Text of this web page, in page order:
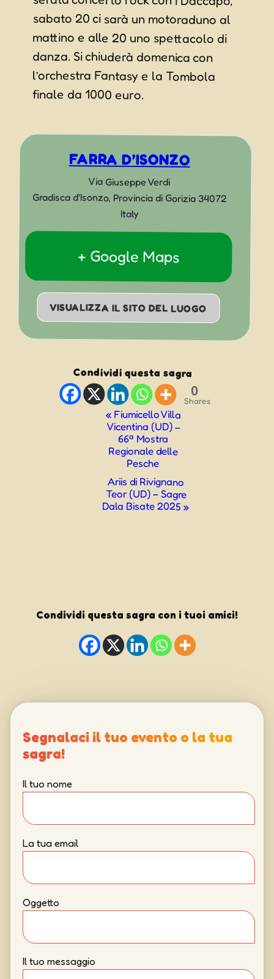
finale da 1000 euro.
FARRA D’ISONZO
Via Giuseppe Verdi
Gradisca d'Isonzo, Provincia di Gorizia 34072
Italy
+ Google Maps
VISUALIZZA IL SITO DEL LUOGO
Condividi questa sagra
0
Shares
«Fiumicello Villa
Vicentina (UD) –
66ª Mostra
Regionale delle
Pesche
Ariis di Rivignano
Teor (UD) – Sagre
Dala Bisate 2025»
Condividi questa sagra con i tuoi amici!
Segnalaci il tuo evento o la tua
sagra!
Il tuo nome
La tua email
Oggetto
Il tuo messaggio